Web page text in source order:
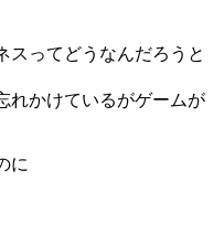
スってどうなんだろうと
れかけているがゲームが
に